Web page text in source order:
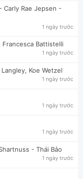
- Carly Rae Jepsen -
1 ngày trước
Francesca Battistelli
1 ngày trước
Langley, Koe Wetzel
1 ngày trước
1 ngày trước
1 ngày trước
- Thái Bảo
1 ngày trước